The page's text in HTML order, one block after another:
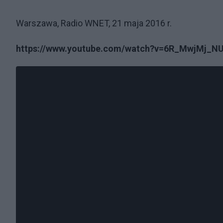
Warszawa, Radio WNET, 21 maja 2016 r.
https://www.youtube.com/watch?v=6R_MwjMj_NU